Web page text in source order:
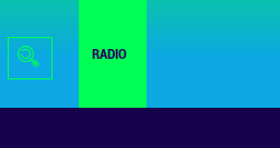
RADIO